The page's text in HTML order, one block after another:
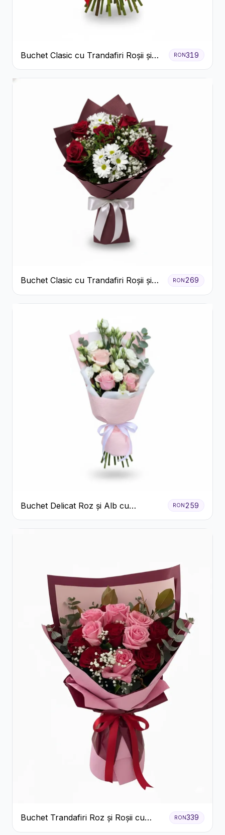
Buchet Clasic cu Trandafiri Roșii și
Gypsophila
RON319
Buchet Clasic cu Trandafiri Roșii și
Crizanteme Albe
RON269
Buchet Delicat Roz și Alb cu
Trandafiri și Lisianthus
RON 259
Buchet Trandafiri Roz și Roșii cu
Eucalipt și Gypsophila
RON339